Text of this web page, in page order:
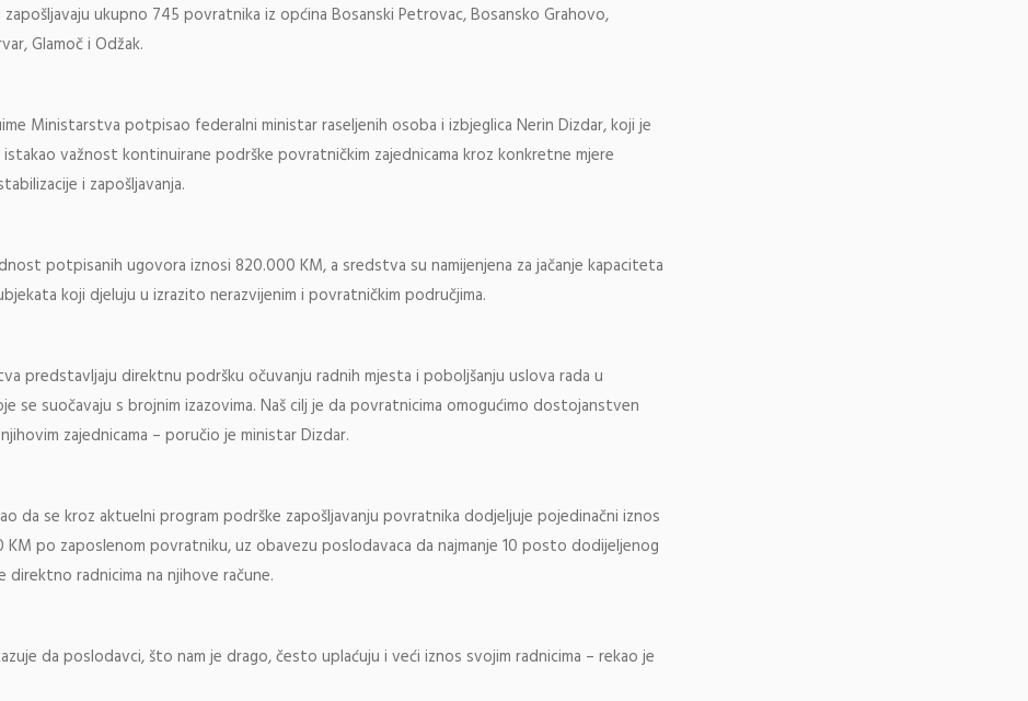
zapošljavaju ukupno 745 povratnika iz općina Bosanski Petrovac, Bosansko Grahovo,
Glamoč i Odžak.
Ministarstva potpisao federalni ministar raseljenih osoba i izbjeglica Nerin Dizdar, koji je
važnost kontinuirane podrške povratničkim zajednicama kroz konkretne mjere
i zapošljavanja.
potpisanih ugovora iznosi 820.000 KM, a sredstva su namijenjena za jačanje kapaciteta
koji djeluju u izrazito nerazvijenim i povratničkim područjima.
predstavljaju direktnu podršku očuvanju radnih mjesta i poboljšanju uslova rada u
se suočavaju s brojnim izazovima. Naš cilj je da povratnicima omogućimo dostojanstven
zajednicama – poručio je ministar Dizdar.
da se kroz aktuelni program podrške zapošljavanju povratnika dodjeljuje pojedinačni iznos
KM po zaposlenom povratniku, uz obavezu poslodavaca da najmanje 10 posto dodijeljenog
direktno radnicima na njihove račune.
da poslodavci, što nam je drago, često uplaćuju i veći iznos svojim radnicima – rekao je